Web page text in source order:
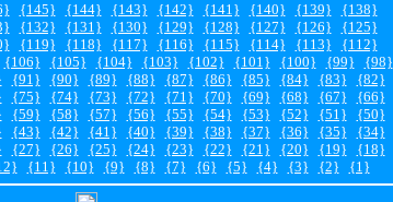
{145} {144} {143} {142} {141} {140} {139}
{138}
{132} {131} {130} {129} {128} {127} {126}
{125}
{119} {118} {117} {116} {115} {114} {113}
{112}
{106} {105} {104} {103} {102} {101} {100} {99}
{98}
{91} {90} {89} {88} {87} {86} {85} {84} {83}
{82}
{75} {74} {73} {72} {71} {70} {69} {68} {67}
{66}
{59} {58} {57} {56} {55} {54} {53} {52} {51}
{50}
{43} {42} {41} {40} {39} {38} {37} {36} {35}
{34}
{27} {26} {25} {24} {23} {22} {21} {20} {19}
{18}
{11} {10} {9} {8} {7} {6} {5} {4} {3} {2} {1}